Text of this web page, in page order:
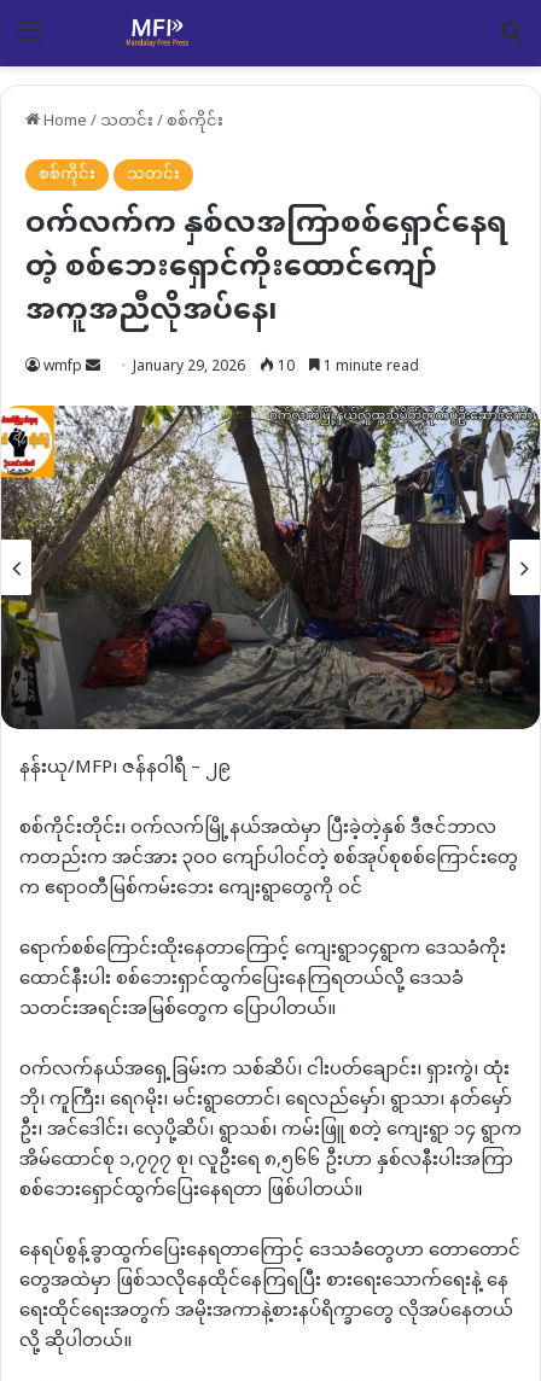
Menu
Home/သတင်း/စစ်ကိုင်း
စစ်ကိုင်း
သတင်း
ဝက်လက်က နှစ်လအကြာစစ်ရှောင်နေရ
တဲ့ စစ်ဘေးရှောင်ကိုးထောင်ကျော်
အကူအညီလိုအပ်နေ၊
wmfp Send
email
January 29, 2026 10 1 minute read
နန်းယု/MFP၊ ဇန်နဝါရီ – ၂၉
စစ်ကိုင်းတိုင်း၊ ဝက်လက်မြို့နယ်အထဲမှာ ပြီးခဲ့တဲ့နှစ် ဒီဇင်ဘာလ
ကတည်းက အင်အား ၃၀၀ ကျော်ပါဝင်တဲ့ စစ်အုပ်စုစစ်ကြောင်းတွေ
က ဧရာဝတီမြစ်ကမ်းဘေး ကျေးရွာတွေကို ဝင်
ရောက်စစ်ကြောင်းထိုးနေတာကြောင့် ကျေးရွာ၁၄ရွာက ဒေသခံကိုး
ထောင်နီးပါး စစ်ဘေးရှာင်ထွက်ပြေးနေကြရတယ်လို့ ဒေသခံ
သတင်းအရင်းအမြစ်တွေက ပြောပါတယ်။
ဝက်လက်နယ်အရှေ့ခြမ်းက သစ်ဆိပ်၊ ငါးပတ်ချောင်း၊ ရှားကွဲ၊ ထုံး
ဘို၊ ကူကြီး၊ ရေဂမိုး၊ မင်းရွာတောင်၊ ရေလည်မှော်၊ ရွာသာ၊ နတ်မှော်
ဦး၊ အင်ဒေါင်း၊ လှေပို့ဆိပ်၊ ရွာသစ်၊ ကမ်းဖြူ စတဲ့ ကျေးရွာ ၁၄ ရွာက
အိမ်ထောင်စု ၁,၇၇၇ စု၊ လူဦးရေ ၈,၅၆၆ ဦးဟာ နှစ်လနီးပါးအကြာ
စစ်ဘေးရှောင်ထွက်ပြေးနေရတာ ဖြစ်ပါတယ်။
နေရပ်စွန့်ခွာထွက်ပြေးနေရတာကြောင့် ဒေသခံတွေဟာ တောတောင်
တွေအထဲမှာ ဖြစ်သလိုနေထိုင်နေကြရပြီး စားရေးသောက်ရေးနဲ့ နေ
ရေးထိုင်ရေးအတွက် အမိုးအကာနဲ့စားနပ်ရိက္ခာတွေ လိုအပ်နေတယ်
လို့ ဆိုပါတယ်။